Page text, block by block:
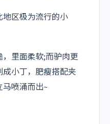
区极为流行的小
里面柔软;而驴肉更
小丁，肥瘦搭配夹
喷涌而出~